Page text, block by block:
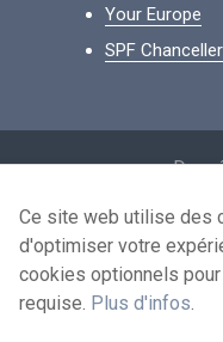
Your Europe
SPF
Ce site web utilise des
d'optimiser votre
cookies optionnels
requise. Plus d'infos.